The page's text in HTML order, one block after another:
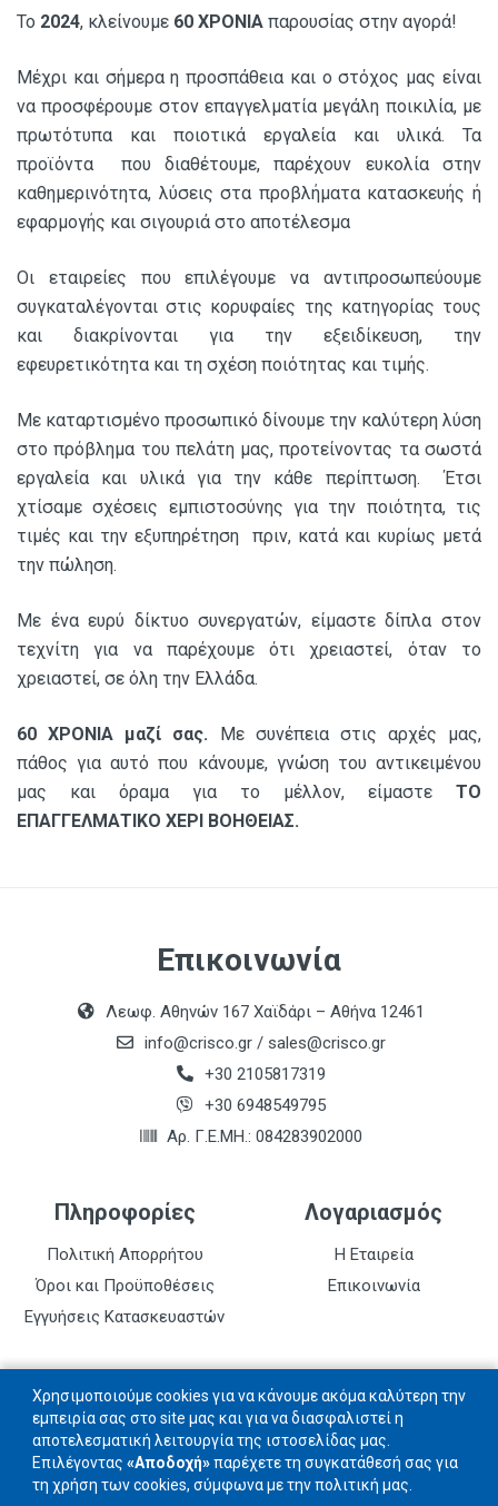
Το 2024, κλείνουμε 60 ΧΡΟΝΙΑ παρουσίας στην αγορά!
Μέχρι και σήμερα η προσπάθεια και ο στόχος μας είναι
να προσφέρουμε στον επαγγελματία μεγάλη ποικιλία, με
πρωτότυπα και ποιοτικά εργαλεία και υλικά. Τα
προϊόντα που διαθέτουμε, παρέχουν ευκολία στην
καθημερινότητα, λύσεις στα προβλήματα κατασκευής ή
εφαρμογής και σιγουριά στο αποτέλεσμα
Οι εταιρείες που επιλέγουμε να αντιπροσωπεύουμε
συγκαταλέγονται στις κορυφαίες της κατηγορίας τους
και διακρίνονται για την εξειδίκευση, την
εφευρετικότητα και τη σχέση ποιότητας και τιμής.
Με καταρτισμένο προσωπικό δίνουμε την καλύτερη λύση
στο πρόβλημα του πελάτη μας, προτείνοντας τα σωστά
εργαλεία και υλικά για την κάθε περίπτωση. Έτσι
χτίσαμε σχέσεις εμπιστοσύνης για την ποιότητα, τις
τιμές και την εξυπηρέτηση πριν, κατά και κυρίως μετά
την πώληση.
Με ένα ευρύ δίκτυο συνεργατών, είμαστε δίπλα στον
τεχνίτη για να παρέχουμε ότι χρειαστεί, όταν το
χρειαστεί, σε όλη την Ελλάδα.
60 ΧΡΟΝΙΑ μαζί σας. Με συνέπεια στις αρχές μας,
πάθος για αυτό που κάνουμε, γνώση του αντικειμένου
μας και όραμα για το μέλλον, είμαστε ΤΟ
ΕΠΑΓΓΕΛΜΑΤΙΚΟ ΧΕΡΙ ΒΟΗΘΕΙΑΣ.
Επικοινωνία
Λεωφ. Αθηνών 167 Χαϊδάρι – Αθήνα 12461
info@crisco.gr / sales@crisco.gr
+30 2105817319
+30 6948549795
Αρ. Γ.Ε.ΜΗ.: 084283902000
Πληροφορίες
Πολιτική Απορρήτου
Όροι και Προϋποθέσεις
Εγγυήσεις Κατασκευαστών
Λογαριασμός
Η Εταιρεία
Επικοινωνία
Follow us
Ακολουθήστε μας στα social networks
Χρησιμοποιούμε cookies για να κάνουμε ακόμα καλύτερη την
εμπειρία σας στο site μας και για να διασφαλιστεί η
αποτελεσματική λειτουργία της ιστοσελίδας μας.
Επιλέγοντας «Αποδοχή»παρέχετε τη συγκατάθεσή σας για
τη χρήση των cookies, σύμφωνα με την πολιτική μας.